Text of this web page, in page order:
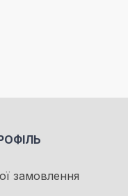
замовлення